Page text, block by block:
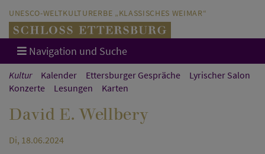
UNESCO-WELTKULTURERBE „KLASSISCHES WEIMAR“
Navigation und Suche
Kultur Kalender Ettersburger Gespräche
Lyrischer Salon
Konzerte
Lesungen Karten
David E. Wellbery
Di, 18.06.2024